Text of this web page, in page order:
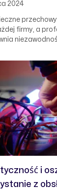
2024
firmy, a
danych oraz
i
z